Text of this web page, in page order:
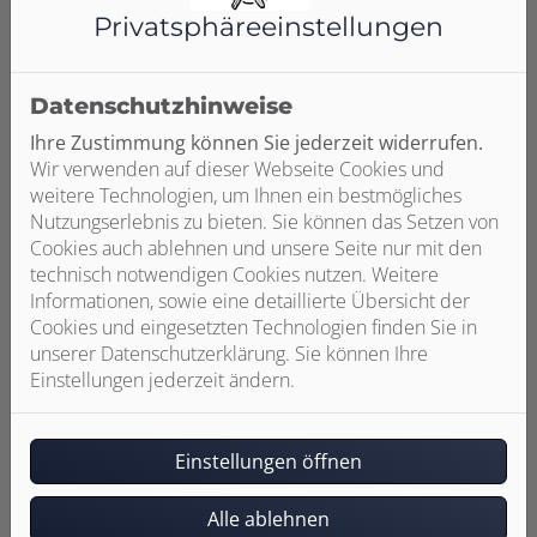
Es gibt drei Varianten der Wärmepumpe: Wasser-
genehmigungspflichtige Bohrungen nötig, um die
Wärme aus dem Grundwasser bzw. dem Erdreich zu
gewinnen. Die Luft-Wasser-Wärmepumpe ist ohne
Genehmigung nutzbar und gewinnt Wärme aus der
Umgebungsluft – weshalb bei dieser Variante eine
Heizung mit fossilen Brennstoffen zur Unterstützung
nötig sein kann. Wir beraten Sie ausführlich und
individuell zu allen drei Optionen und deren Vor- und
Nachteilen.
Genehmigungen und Fördermittel
Als nachhaltige Form der Heizung können für
Privatsphäre­einstellungen
Datenschutzhinweise
Ihre Zustimmung können Sie jederzeit widerrufen.
Wir verwenden auf dieser Webseite Cookies und
weitere Technologien, um Ihnen ein bestmögliches
Nutzungserlebnis zu bieten. Sie können das Setzen von
Cookies auch ablehnen und unsere Seite nur mit den
technisch notwendigen Cookies nutzen. Weitere
Informationen, sowie eine detaillierte Übersicht der
Cookies und eingesetzten Technologien finden Sie in
unserer Datenschutzerklärung. Sie können Ihre
Einstellungen jederzeit ändern.
Einstellungen öffnen
Alle ablehnen